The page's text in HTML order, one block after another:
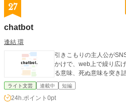
27
chatbot
逢結 環
引きこもりの主人公が
かけで、web上で繰り広
る意味、死ぬ意味を突き
ライト文芸 連載中 短編
24h.ポイント 0pt